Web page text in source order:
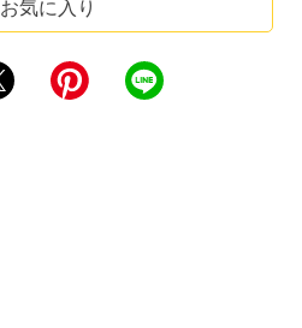
お気に入り